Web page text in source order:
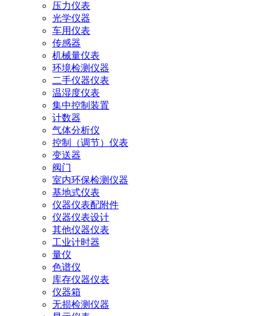
压力仪表
光学仪器
车用仪表
传感器
机械量仪表
环境检测仪器
二手仪器仪表
温湿度仪表
集中控制装置
计数器
气体分析仪
控制（调节）仪表
变送器
阀门
室内环保检测仪器
基地式仪表
仪器仪表配附件
仪器仪表设计
其他仪器仪表
工业计时器
量仪
色谱仪
库存仪器仪表
仪器箱
无损检测仪器